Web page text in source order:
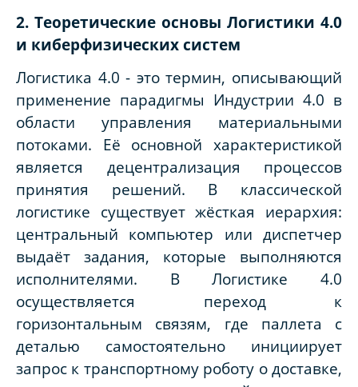
2. Теоретические основы Логистики 4.0
и киберфизических систем
Логистика 4.0 - это термин, описывающий
применение парадигмы Индустрии 4.0 в
области управления материальными
потоками. Её основной характеристикой
является децентрализация процессов
принятия решений. В классической
логистике существует жёсткая иерархия:
центральный компьютер или диспетчер
выдаёт задания, которые выполняются
исполнителями. В Логистике 4.0
осуществляется переход к
горизонтальным связям, где паллета с
деталью самостоятельно инициирует
запрос к транспортному роботу о доставке,